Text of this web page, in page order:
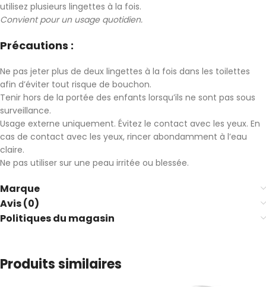
utilisez plusieurs lingettes à la fois.
Convient pour un usage quotidien.
Précautions :
Ne pas jeter plus de deux lingettes à la fois dans les toilettes
afin d’éviter tout risque de bouchon.
Tenir hors de la portée des enfants lorsqu’ils ne sont pas sous
surveillance.
Usage externe uniquement. Évitez le contact avec les yeux. En
cas de contact avec les yeux, rincer abondamment à l’eau
claire.
Ne pas utiliser sur une peau irritée ou blessée.
Marque
Avis (0)
Politiques du magasin
Produits similaires